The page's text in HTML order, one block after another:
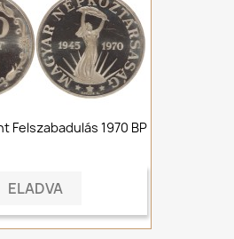
Felszabadulás 1970 BP
ELADVA